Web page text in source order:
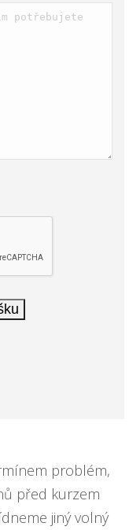
problém,
před kurzem
jiný volný